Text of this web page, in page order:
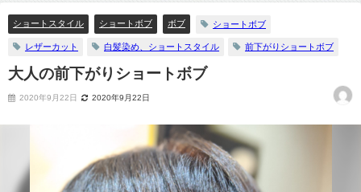
ショートスタイル ショートボブ ボブ ショートボブ
レザーカット 白髪染め、ショートスタイル 前下がりショートボブ
大人の前下がりショートボブ
2020年9月22日 2020年9月22日